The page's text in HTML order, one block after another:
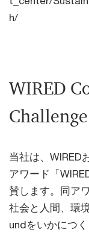
h/
WIRED
当社は、WIRED
アワード「
賛します。同ア
社会と人間、環
undをいかにつ